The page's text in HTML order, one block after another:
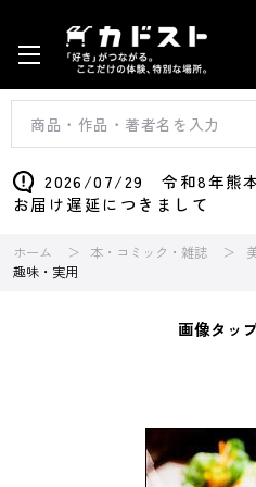
2026/07/29 令和8年熊
お届け遅延につきまして
ホーム 本・コミック・雑誌
趣味・実用
画像タッ